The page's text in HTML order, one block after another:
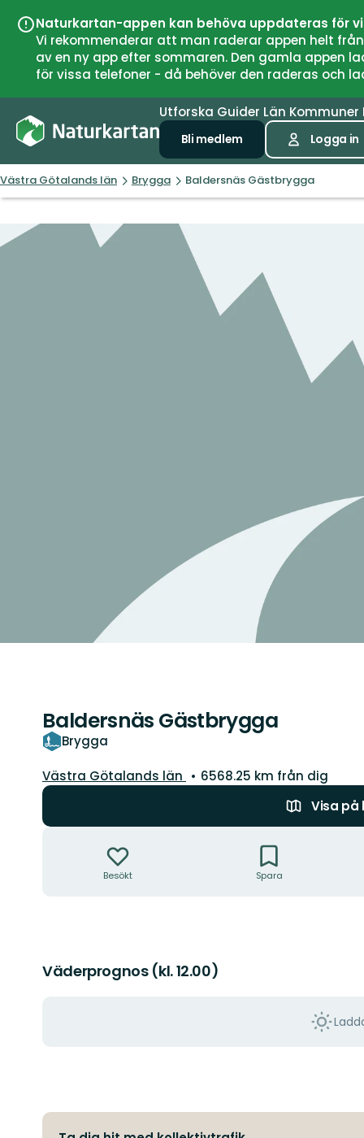
Naturkartan-appen kan behöva uppdateras för
Vi rekommenderar att man raderar appen helt
av en ny app efter sommaren. Den gamla
för vissa telefoner - då behöver den raderas och
Utforska Guider Län Kommuner
Bli medlem Logga in
Västra Götalands län Brygga Baldersnäs Gästbrygga
Baldersnäs Gästbrygga
Brygga
Län:
Västra Götalands län
6568.25 km från dig
Visa på
Besökt Spara
Väderprognos (kl. 12.00)